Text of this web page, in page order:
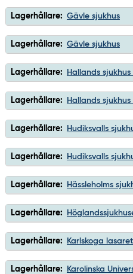
Lagerhållare: Gävle sjukhus
Lagerhållare: Gävle sjukhus
Lagerhållare: Hallands
Lagerhållare: Hallands
Lagerhållare: Hudiksvalls
Lagerhållare: Hudiksvalls
Lagerhållare: Hässleholms
Lagerhållare:
Lagerhållare: Karlskoga
Lagerhållare: Karolinska